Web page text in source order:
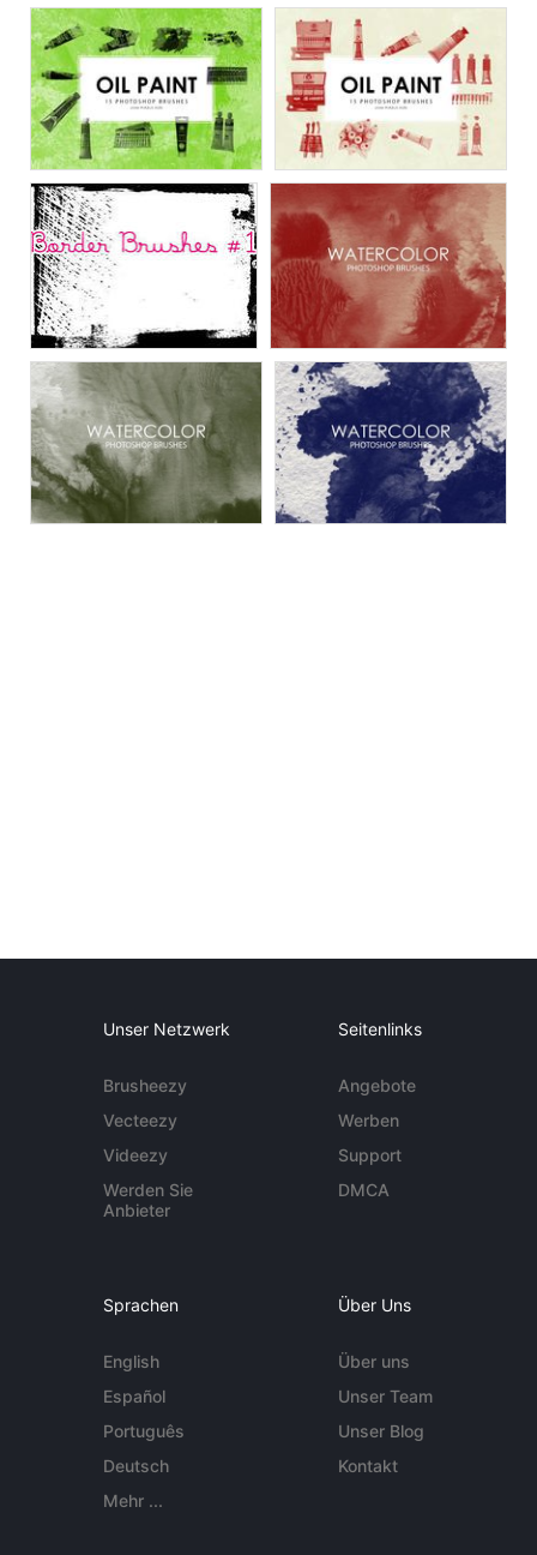
Unser Netzwerk
Brusheezy
Vecteezy
Videezy
Werden Sie
Anbieter
Seitenlinks
Angebote
Werben
Support
DMCA
Sprachen
English
Español
Português
Deutsch
Mehr ...
Über Uns
Über uns
Unser Team
Unser Blog
Kontakt